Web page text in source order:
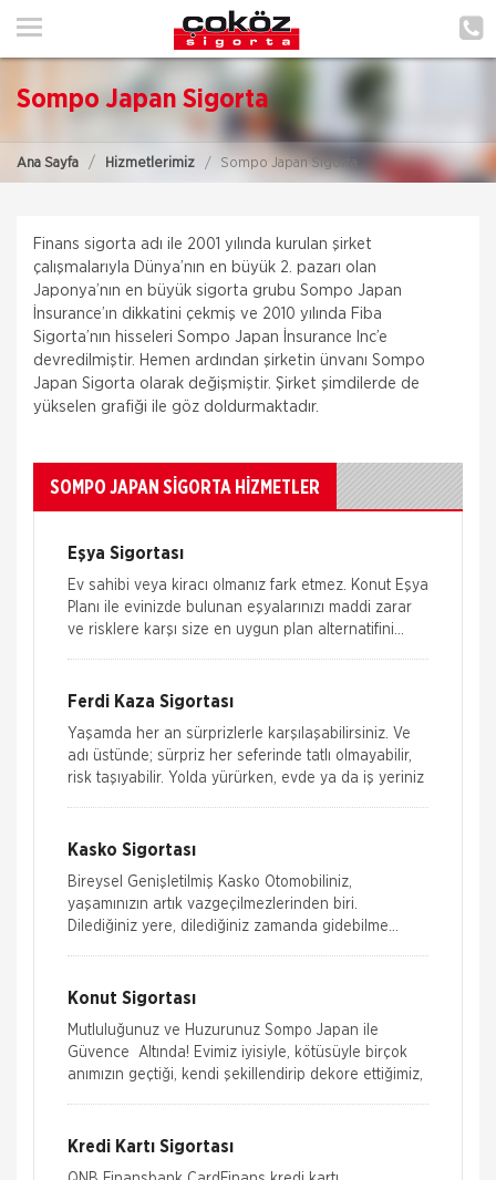
ANA SAYFA
POLIÇE HATIRLAT
MÜŞTERI GIRIŞI
Sompo Japan Sigorta
Ana Sayfa Hizmetlerimiz Sompo Japan Sigorta
Finans sigorta adı ile 2001 yılında kurulan şirket
çalışmalarıyla Dünya’nın en büyük 2. pazarı olan
Japonya’nın en büyük sigorta grubu Sompo Japan
İnsurance’ın dikkatini çekmiş ve 2010 yılında Fiba
Sigorta’nın hisseleri Sompo Japan İnsurance Inc’e
devredilmiştir. Hemen ardından şirketin ünvanı Sompo
Japan Sigorta olarak değişmiştir. Şirket şimdilerde de
yükselen grafiği ile göz doldurmaktadır.
SOMPO JAPAN SIGORTA HİZMETLER
Eşya Sigortası
Ev sahibi veya kiracı olmanız fark etmez. Konut Eşya
Planı ile evinizde bulunan eşyalarınızı maddi zarar
ve risklere karşı size en uygun plan alternatifini
Ferdi Kaza Sigortası
Yaşamda her an sürprizlerle karşılaşabilirsiniz. Ve
adı üstünde; sürpriz her seferinde tatlı olmayabilir,
risk taşıyabilir. Yolda yürürken, evde ya da iş yeriniz
Kasko Sigortası
Bireysel Genişletilmiş Kasko Otomobiliniz,
yaşamınızın artık vazgeçilmezlerinden biri.
Dilediğiniz yere, dilediğiniz zamanda gidebilme
Konut Sigortası
Mutluluğunuz ve Huzurunuz Sompo Japan ile
Güvence Altında! Evimiz iyisiyle, kötüsüyle birçok
anımızın geçtiği, kendi şekillendirip dekore ettiğimiz,
Kredi Kartı Sigortası